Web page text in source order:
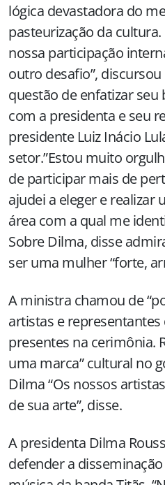
lógica devastadora do
pasteurização da
nossa participação
outro desafio”,
questão de enfatizar
com a presidenta e seu
presidente Luiz Inácio
setor.”Estou muito
de participar mais de
ajudei a eleger e realizar
área com a qual me
Sobre Dilma, disse
ser uma mulher “forte,
A ministra chamou de
artistas e
presentes na cerimônia.
uma marca” cultural no
Dilma “Os nossos
de sua arte”, disse.
A presidenta Dilma
defender a